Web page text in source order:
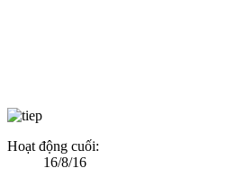
Hoạt động cuối:
16/8/16